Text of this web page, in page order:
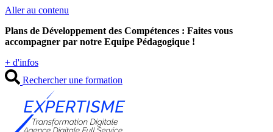
Aller au contenu
Plans de Développement des Compétences : Faites vous
accompagner par notre Equipe Pédagogique !
+ d'infos
Rechercher une formation